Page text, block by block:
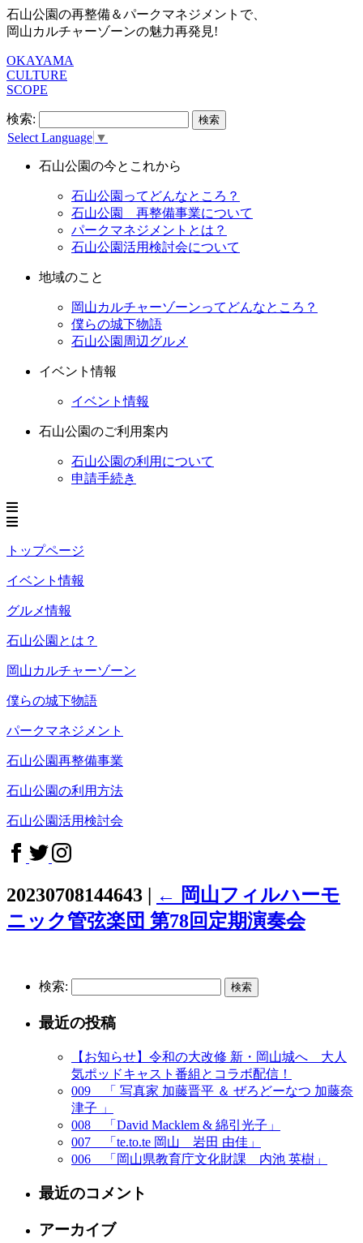
石山公園の再整備＆パークマネジメントで、
岡山カルチャーゾーンの魅力再発見!
OKAYAMA
CULTURE
SCOPE
検索:
Select Language ▼
石山公園の今とこれから
石山公園ってどんなところ？
石山公園 再整備事業について
パークマネジメントとは？
石山公園活用検討会について
地域のこと
岡山カルチャーゾーンってどんなところ？
僕らの城下物語
石山公園周辺グルメ
イベント情報
イベント情報
石山公園のご利用案内
石山公園の利用について
申請手続き
トップページ
イベント情報
グルメ情報
石山公園とは？
岡山カルチャーゾーン
僕らの城下物語
パークマネジメント
石山公園再整備事業
石山公園の利用方法
石山公園活用検討会
20230708144643 ← 岡山フィルハーモ
ニック管弦楽団 第78回定期演奏会
検索:
最近の投稿
【お知らせ】令和の大改修 新・岡山城へ 大人
気ポッドキャスト番組とコラボ配信！
009 「 写真家 加藤晋平 ＆ ぜろどーなつ 加藤奈
津子 」
008 「David Macklem & 綿引光子」
007 「te.to.te 岡山 岩田 由佳」
006 「岡山県教育庁文化財課 内池 英樹」
最近のコメント
アーカイブ